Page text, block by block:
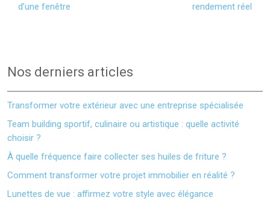
d’une fenêtre
rendement réel
Nos derniers articles
Transformer votre extérieur avec une entreprise spécialisée
Team building sportif, culinaire ou artistique : quelle activité
choisir ?
À quelle fréquence faire collecter ses huiles de friture ?
Comment transformer votre projet immobilier en réalité ?
Lunettes de vue : affirmez votre style avec élégance